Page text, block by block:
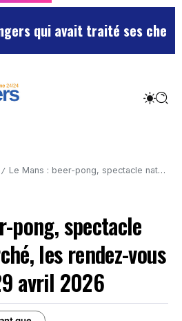
avait traité ses chefs de
/ Le Mans : beer-pong, spectacle nature et marché, les rendez-vous du mercredi 29 avril 2026
pong, spectacle
les rendez-vous
avril 2026